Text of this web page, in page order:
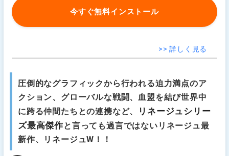
今すぐ無料インストール
>> 詳しく見る
圧倒的なグラフィックから行われる迫力満点のア
クション、グローバルな戦闘、血盟を結び世界中
に跨る仲間たちとの連携など、
リネージュシリー
ズ最高傑作と言っても過言ではないリネージュ最
新作、リネージュW！！